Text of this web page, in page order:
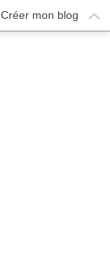
Créer mon blog